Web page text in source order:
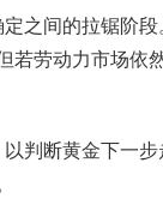
之间的拉锯阶
若劳动力市场依
判断黄金下一